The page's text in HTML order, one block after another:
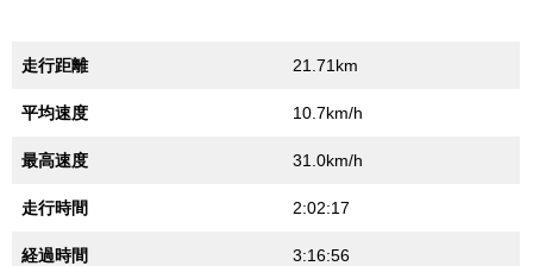
走行距離 21.71km
平均速度 10.7km/h
最高速度 31.0km/h
走行時間 2:02:17
経過時間 3:16:56